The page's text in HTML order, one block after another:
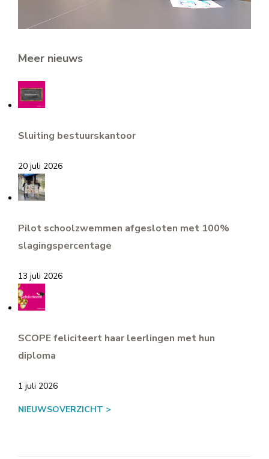
Meer nieuws
Sluiting bestuurskantoor
20 juli 2026
Pilot schoolzwemmen afgesloten met 100%
slagingspercentage
13 juli 2026
SCOPE feliciteert haar leerlingen met hun
diploma
1 juli 2026
NIEUWSOVERZICHT >